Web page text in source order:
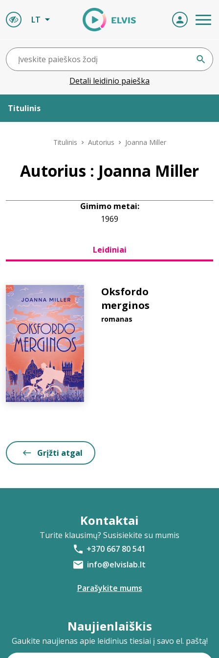
LT
Detali leidinio paieška
Titulinis
Leidiniai
Titulinis Autorius Joanna Miller
Autorius : Joanna Miller
Gimimo metai:
1969
Leidiniai
Oksfordo
merginos
romanas
Grįžti atgal
Kontaktai
Turite klausimų? Susisiekite su mumis
+370 667 80 541
info@elvislab.lt
Parašykite mums
Naujienlaiškis
Gaukite naujienas apie leidinius tiesiai į savo el. paštą!